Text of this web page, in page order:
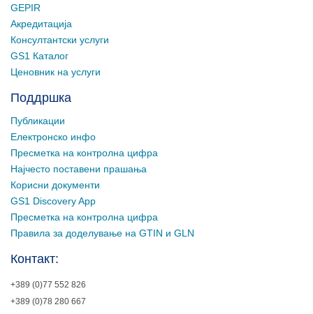
GEPIR
Акредитација
Консултантски услуги
GS1 Каталог
Ценовник на услуги
Поддршка
Публикации
Електронско инфо
Пресметка на контролна цифра
Најчесто поставени прашања
Корисни документи
GS1 Discovery App
Пресметка на контролна цифра
Правила за доделување на GTIN и GLN
Контакт:
+389 (0)77 552 826
+389 (0)78 280 667